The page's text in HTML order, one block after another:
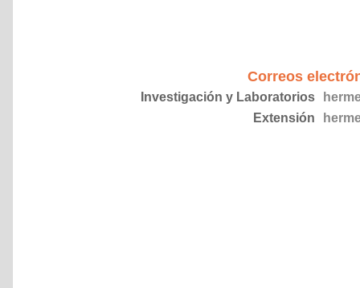
Correos
Investigación y Laboratorios
Extensión